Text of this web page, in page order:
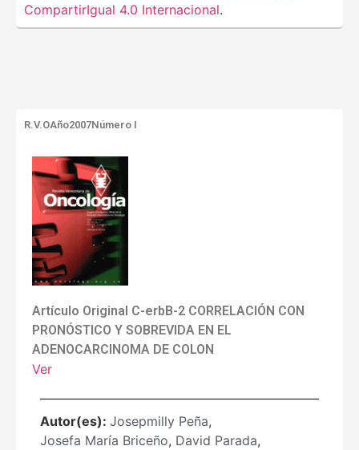
CompartirIgual 4.0 Internacional.
R.V.OAño2007Número I
Artículo Original C-erbB-2 CORRELACIÓN CON
PRONÓSTICO Y SOBREVIDA EN EL
ADENOCARCINOMA DE COLON
Ver
Autor(es): Josepmilly Peña,
Josefa María Briceño, David Parada,